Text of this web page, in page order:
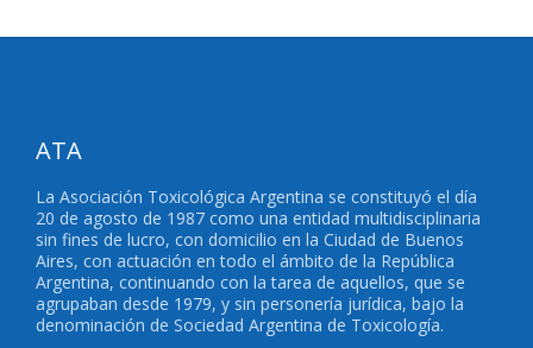
ATA
La Asociación Toxicológica Argentina se constituyó el día
20 de agosto de 1987 como una entidad multidisciplinaria
sin fines de lucro, con domicilio en la Ciudad de Buenos
Aires, con actuación en todo el ámbito de la República
Argentina, continuando con la tarea de aquellos, que se
agrupaban desde 1979, y sin personería jurídica, bajo la
denominación de Sociedad Argentina de Toxicología.